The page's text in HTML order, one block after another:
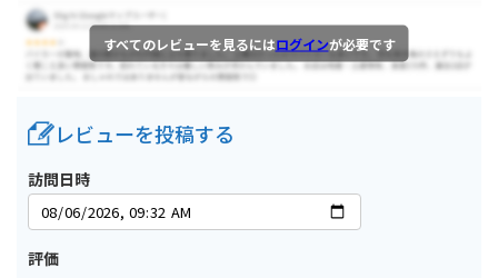
すべてのレビューを見るにはログインが必要です
レビューを投稿する
訪問日時
評価